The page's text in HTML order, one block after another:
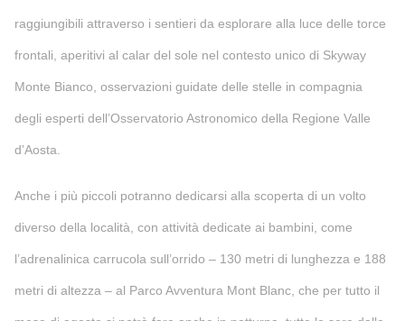
raggiungibili attraverso i sentieri da esplorare alla luce delle torce
frontali, aperitivi al calar del sole nel contesto unico di Skyway
Monte Bianco, osservazioni guidate delle stelle in compagnia
degli esperti dell’Osservatorio Astronomico della Regione Valle
d’Aosta.
Anche i più piccoli potranno dedicarsi alla scoperta di un volto
diverso della località, con attività dedicate ai bambini, come
l’adrenalinica carrucola sull’orrido – 130 metri di lunghezza e 188
metri di altezza – al Parco Avventura Mont Blanc, che per tutto il